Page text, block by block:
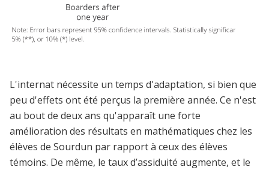
L'internat nécessite un temps d'adaptation, si bien que
peu d'effets ont été perçus la première année. Ce n'est
au bout de deux ans qu'apparaît une forte
amélioration des résultats en mathématiques chez les
élèves de Sourdun par rapport à ceux des élèves
témoins. De même, le taux d’assiduité augmente, et le